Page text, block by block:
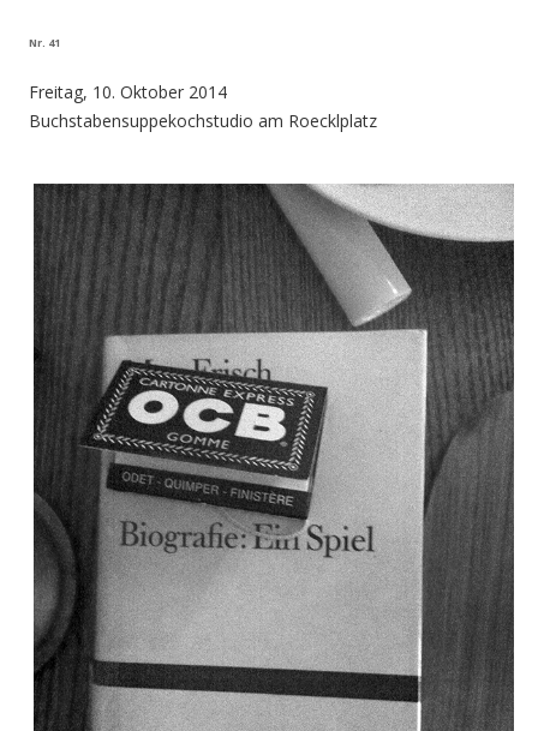
Nr. 41
Freitag, 10. Oktober 2014
Buchstabensuppekochstudio am Roecklplatz